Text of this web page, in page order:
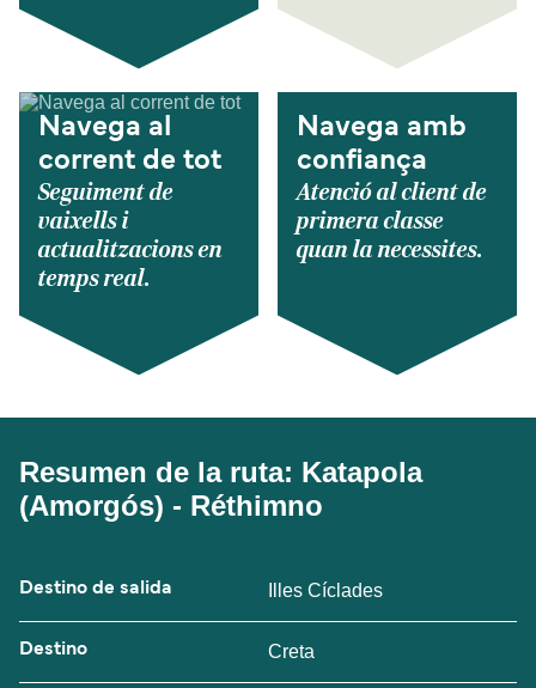
Navega al
corrent de tot
Seguiment de
vaixells i
actualitzacions en
temps real.
Navega amb
confiança
Atenció al client de
primera classe
quan la necessites.
Resumen de la ruta: Katapola
(Amorgós) - Réthimno
Destino de salida Illes Cíclades
Destino Creta